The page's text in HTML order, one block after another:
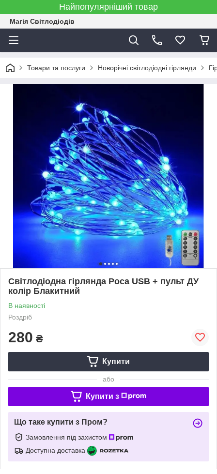
Найпопулярніший товар
Магія Світлодіодів
Товари та послуги Новорічні світлодіодні гірлянди
Світлодіодна гірлянда Роса USB + пульт ДУ
колір Блакитний
В наявності
Роздріб
280 ₴
Купити
або
Купити з
Що таке купити з Пром?
Замовлення під захистом
Доступна доставка